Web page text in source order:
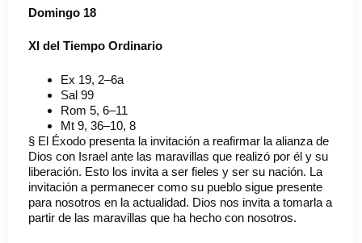
Domingo 18
XI del Tiempo Ordinario
Ex 19, 2–6a
Sal 99
Rom 5, 6–11
Mt 9, 36–10, 8
§ El Éxodo presenta la invitación a reafirmar la alianza de
Dios con Israel ante las maravillas que realizó por él y su
liberación. Esto los invita a ser fieles y ser su nación. La
invitación a permanecer como su pueblo sigue presente
para nosotros en la actualidad. Dios nos invita a tomarla a
partir de las maravillas que ha hecho con nosotros.